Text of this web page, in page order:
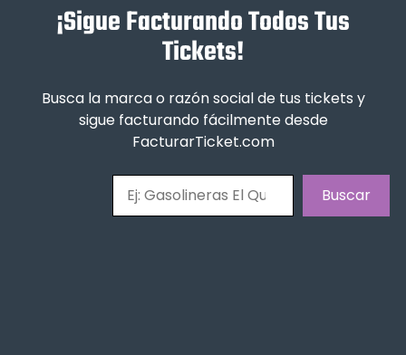
¡Sigue Facturando Todos Tus
Tickets!
Busca la marca o razón social de tus tickets y
sigue facturando fácilmente desde
FacturarTicket.com
Buscar
Buscar